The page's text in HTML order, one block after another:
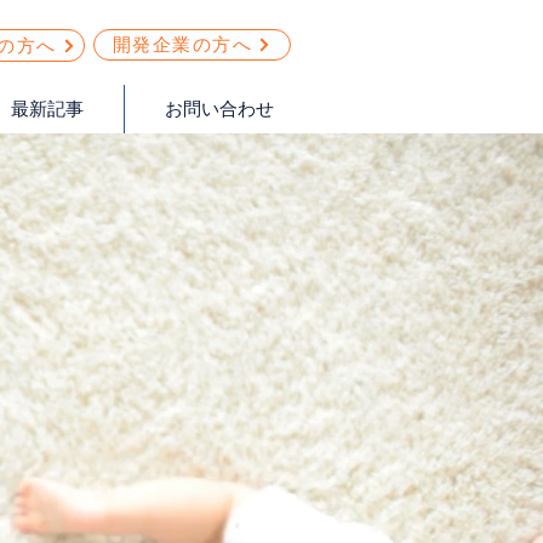
方へ 開発企業の方へ
最新記事 お問い合わせ